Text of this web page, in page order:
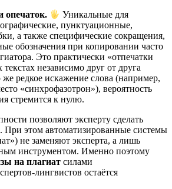
опечаток.
Уникальные для
пунктуационные,
а также специфические сокращения,
обозначения при копировании часто
Это практически «отпечатки
независимо друг от друга
же редкое искажение слова (например,
«синхрофазотрон»), вероятность
стремится к нулю.
позволяют эксперту сделать
этом автоматизированные системы
не заменяют эксперта, а лишь
инструментом. Именно поэтому
на плагиат силами
лингвистов остаётся